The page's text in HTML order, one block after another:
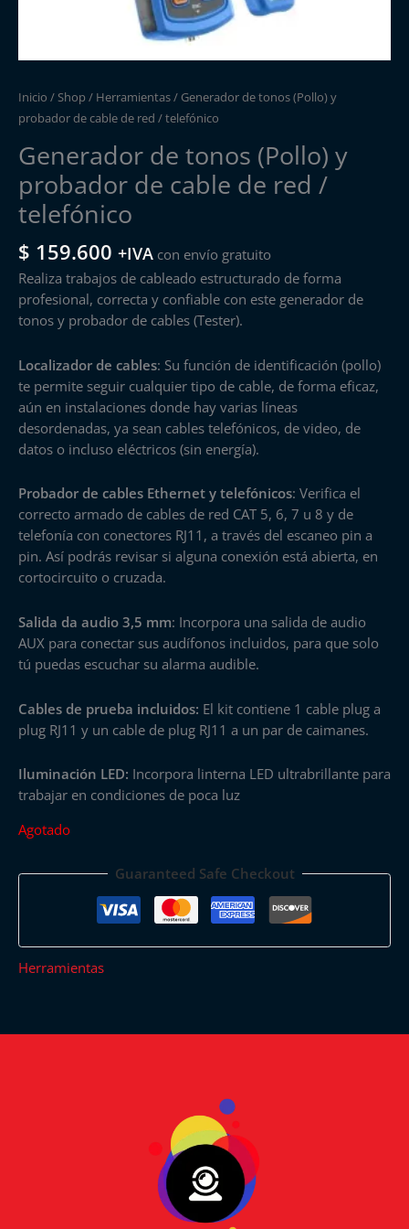
Inicio /Shop/ Herramientas/ Generador de tonos (Pollo) y
probador de cable de red / telefónico
Generador de tonos (Pollo) y
probador de cable de red /
telefónico
$ 159.600 +IVA con envío gratuito
Realiza trabajos de cableado estructurado de forma
profesional, correcta y confiable con este generador de
tonos y probador de cables (Tester).
Localizador de cables: Su función de identificación (pollo)
te permite seguir cualquier tipo de cable, de forma eficaz,
aún en instalaciones donde hay varias líneas
desordenadas, ya sean cables telefónicos, de video, de
datos o incluso eléctricos (sin energía).
Probador de cables Ethernet y telefónicos: Verifica el
correcto armado de cables de red CAT 5, 6, 7 u 8 y de
telefonía con conectores RJ11, a través del escaneo pin a
pin. Así podrás revisar si alguna conexión está abierta, en
cortocircuito o cruzada.
Salida da audio 3,5 mm: Incorpora una salida de audio
AUX para conectar sus audífonos incluidos, para que solo
tú puedas escuchar su alarma audible.
Cables de prueba incluidos: El kit contiene 1 cable plug a
plug RJ11 y un cable de plug RJ11 a un par de caimanes.
Iluminación LED: Incorpora linterna LED ultrabrillante para
trabajar en condiciones de poca luz
Agotado
Guaranteed Safe Checkout
Herramientas